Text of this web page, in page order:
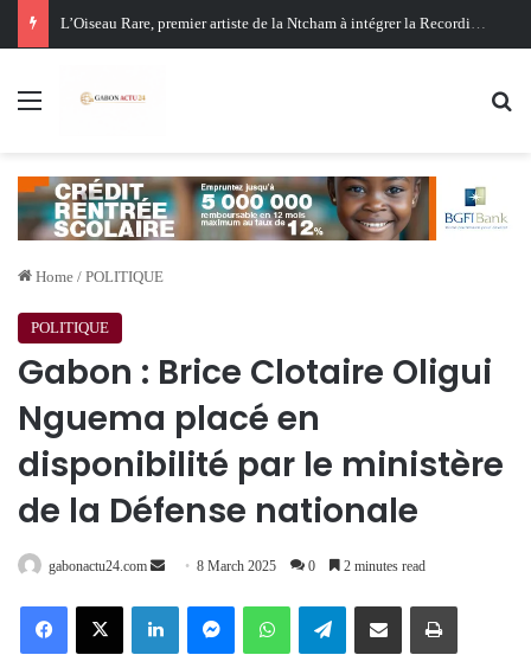
Oligui Nguema au Ghana : Libreville mise sur Accra pour renforcer sa stratégie diplomatique et économique
Menu
Home / POLITIQUE
POLITIQUE
Gabon : Brice Clotaire Oligui
Nguema placé en
disponibilité par le ministère
de la Défense nationale
gabonactu24.com
Send 8 March 2025 0 2 minutes read
FacebookX LinkedInMessengerWhatsAppTelegramShare via Email Print